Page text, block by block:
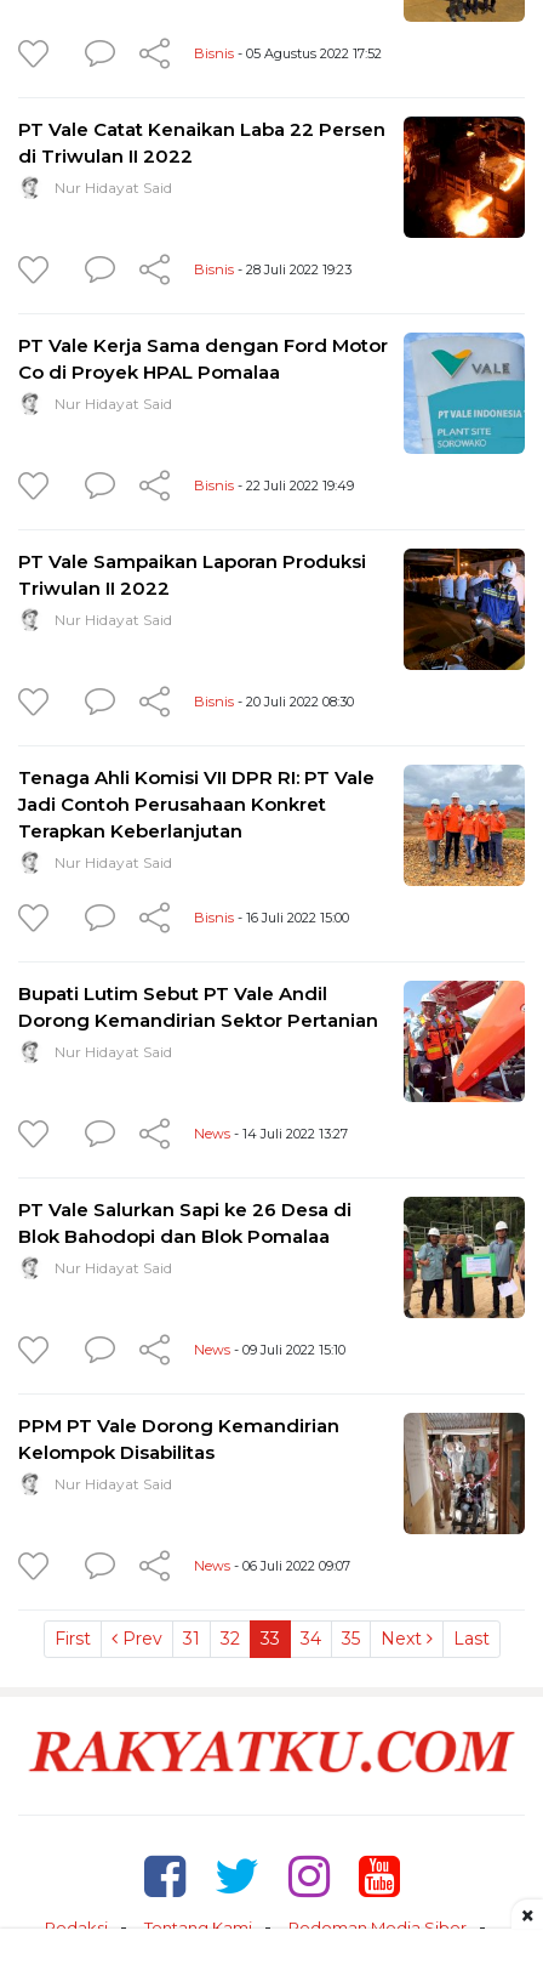
Bisnis - 05 Agustus 2022 17:52
PT Vale Catat Kenaikan Laba 22 Persen
di Triwulan II 2022
Nur Hidayat Said
Bisnis - 28 Juli 2022 19:23
PT Vale Kerja Sama dengan Ford Motor
Co di Proyek HPAL Pomalaa
Nur Hidayat Said
Bisnis - 22 Juli 2022 19:49
PT Vale Sampaikan Laporan Produksi
Triwulan II 2022
Nur Hidayat Said
Bisnis - 20 Juli 2022 08:30
Tenaga Ahli Komisi VII DPR RI: PT Vale
Jadi Contoh Perusahaan Konkret
Terapkan Keberlanjutan
Nur Hidayat Said
Bisnis - 16 Juli 2022 15:00
Bupati Lutim Sebut PT Vale Andil
Dorong Kemandirian Sektor Pertanian
Nur Hidayat Said
News - 14 Juli 2022 13:27
PT Vale Salurkan Sapi ke 26 Desa di
Blok Bahodopi dan Blok Pomalaa
Nur Hidayat Said
News - 09 Juli 2022 15:10
PPM PT Vale Dorong Kemandirian
Kelompok Disabilitas
Nur Hidayat Said
News - 06 Juli 2022 09:07
First Prev 31 32 33 34 35 Next Last
Redaksi Tentang Kami
Pedoman Media Siber
×